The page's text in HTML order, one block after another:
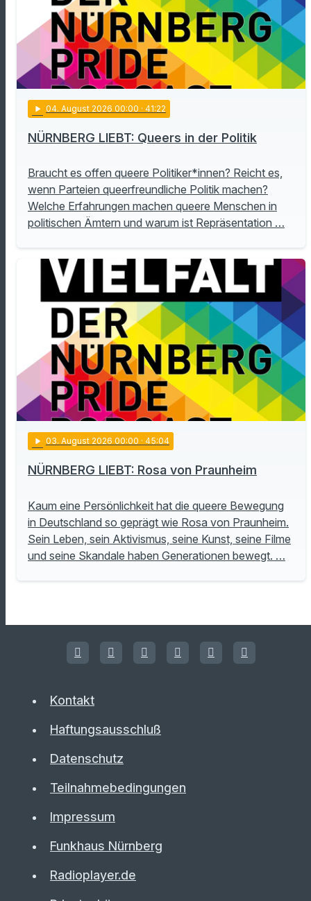
play_arrow 04. August 2026 00:00 · 41:22
NÜRNBERG LIEBT: Queers in der Politik
Braucht es offen queere Politiker*innen? Reicht es,
wenn Parteien queerfreundliche Politik machen?
Welche Erfahrungen machen queere Menschen in
politischen Ämtern und warum ist Repräsentation …
play_arrow 03. August 2026 00:00 · 45:04
NÜRNBERG LIEBT: Rosa von Praunheim
Kaum eine Persönlichkeit hat die queere Bewegung
in Deutschland so geprägt wie Rosa von Praunheim.
Sein Leben, sein Aktivismus, seine Kunst, seine Filme
und seine Skandale haben Generationen bewegt. …
Kontakt
Haftungsausschluß
Datenschutz
Teilnahmebedingungen
Impressum
Funkhaus Nürnberg
Radioplayer.de